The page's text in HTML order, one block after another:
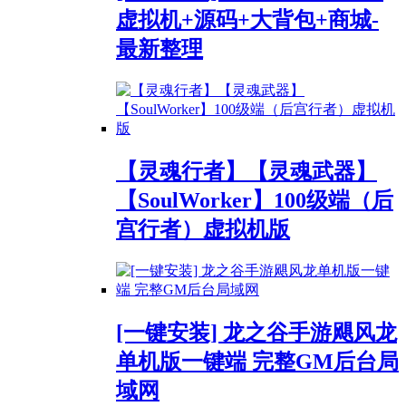
虚拟机+源码+大背包+商城-
最新整理
【灵魂行者】【灵魂武器】
【SoulWorker】100级端（后
宫行者）虚拟机版
[一键安装] 龙之谷手游飓风龙
单机版一键端 完整GM后台局
域网